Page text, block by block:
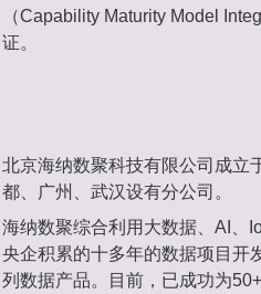
（Capability Maturity Model
证。
北京海纳数聚科技有限公司成立
都、广州、武汉设有分公司。
海纳数聚综合利用大数据、AI、
央企积累的十多年的数据项目开
列数据产品。目前，已成功为